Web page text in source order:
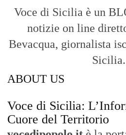
Cuore del Territorio
vocedipopolo.itè la
Voce di Sicilia, il blog di
Giuseppe
di riferimento essenziale
filtri sui fatti diMessina
Sicilia